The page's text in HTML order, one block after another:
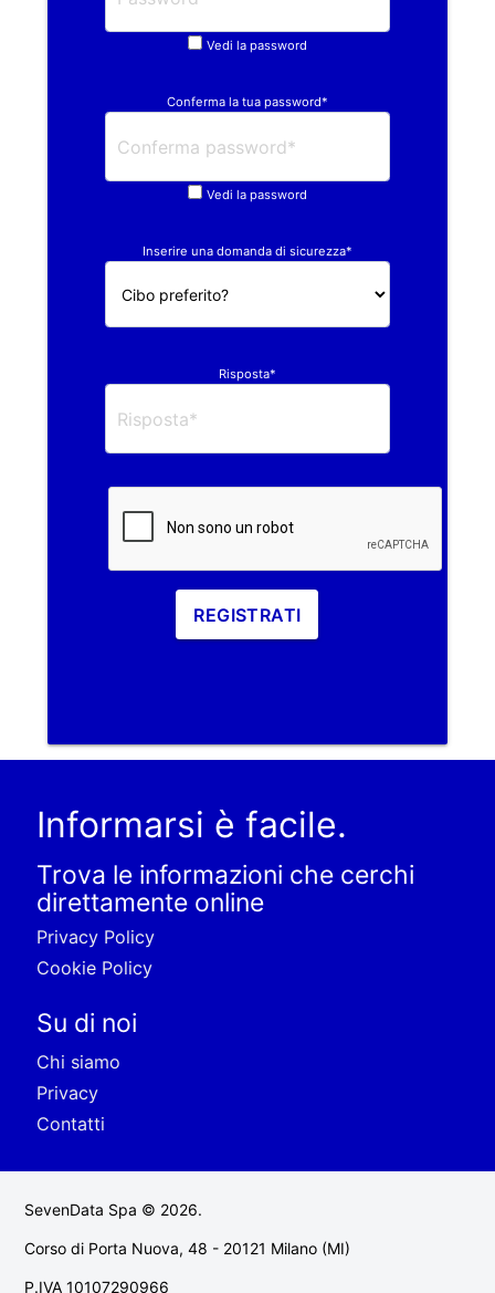
Vedi la password
Conferma la tua password*
Vedi la password
Inserire una domanda di sicurezza*
Risposta*
REGISTRATI
Informarsi è facile.
Trova le informazioni che cerchi
direttamente online
Privacy Policy
Cookie Policy
Su di noi
Chi siamo
Privacy
Contatti
SevenData Spa © 2026.
Corso di Porta Nuova, 48 - 20121 Milano (MI)
P.IVA 10107290966